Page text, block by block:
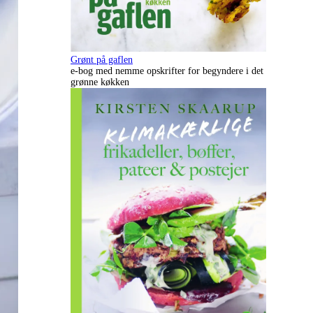
Grønt på gaflen
e-bog med nemme opskrifter for begyndere i det
grønne køkken